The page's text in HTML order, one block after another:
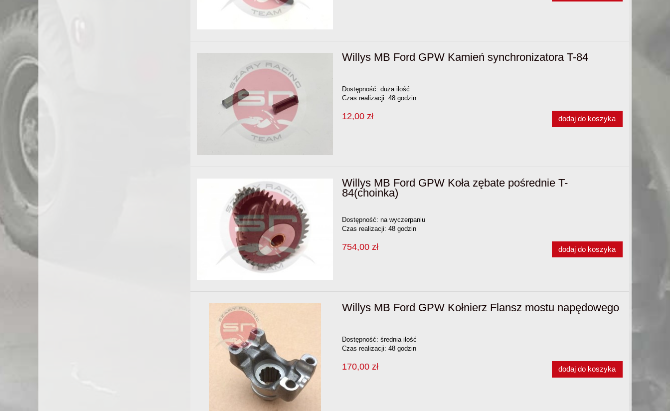
Willys MB Ford GPW Kamień synchronizatora T-84
Dostępność: duża ilość
Czas realizacji: 48 godzin
12,00 zł dodaj do koszyka
Willys MB Ford GPW Koła zębate pośrednie T-
84(choinka)
Dostępność: na wyczerpaniu
Czas realizacji: 48 godzin
754,00 zł dodaj do koszyka
Willys MB Ford GPW Kołnierz Flansz mostu napędowego
Dostępność: średnia ilość
Czas realizacji: 48 godzin
170,00 zł dodaj do koszyka